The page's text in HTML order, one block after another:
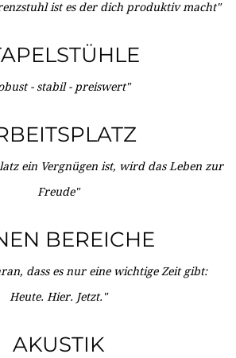
ist es der dich produktiv macht"
- stabil - preiswert"
ein Vergnügen ist, wird das Leben zur
Freude"
BEREICHE
dass es nur eine wichtige Zeit gibt:
Heute. Hier. Jetzt."
AKUSTIK